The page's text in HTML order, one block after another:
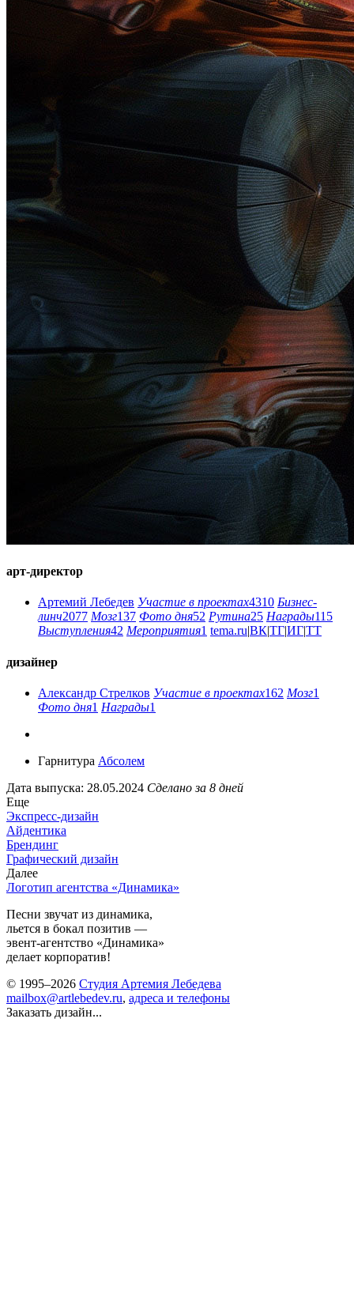
арт-директор
Артемий Лебедев Участие в проектах4310 Бизнес-
линч2077 Мозг137 Фото дня52 Рутина25 Награды115
Выступления42 Мероприятия1 tema.ru|ВК|ТГ|ИГ|ТТ
дизайнер
Александр Стрелков Участие в проектах162 Мозг1
Фото дня1 Награды1
Гарнитура Абсолем
Дата выпуска: 28.05.2024 Сделано за 8 дней
Еще
Экспресс-дизайн
Айдентика
Брендинг
Графический дизайн
Далее
Логотип агентства «Динамика»
Песни звучат из динамика,
льется в бокал позитив —
эвент-агентство «Динамика»
делает корпоратив!
© 1995–2026 Студия Артемия Лебедева
mailbox@artlebedev.ru, адреса и телефоны
Заказать дизайн...